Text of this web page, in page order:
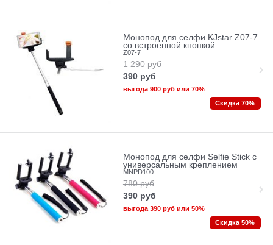
Монопод для селфи KJstar Z07-7
со встроенной кнопкой
Z07-7
1 290 руб
390 руб
выгода 900 рубили 70%
Скидка 70%
Монопод для селфи Selfie Stick с
универсальным креплением
MNPD100
780 руб
390 руб
выгода 390 рубили 50%
Скидка 50%